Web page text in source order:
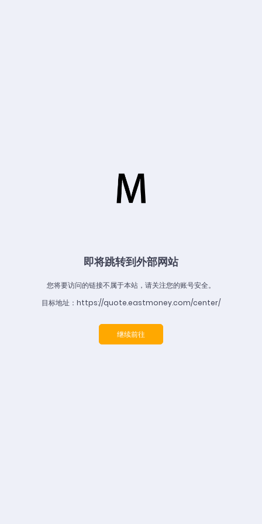
即将跳转到外部网站
您将要访问的链接不属于本站，请关注您的账号安全。
目标地址：https://quote.eastmoney.com/center/
继续前往